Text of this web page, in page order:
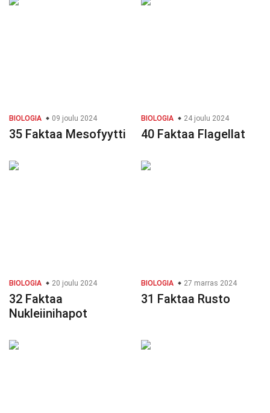
BIOLOGIA 09 joulu 2024
35 Faktaa Mesofyytti
BIOLOGIA 24 joulu 2024
40 Faktaa Flagellat
BIOLOGIA 20 joulu 2024
32 Faktaa
Nukleiinihapot
BIOLOGIA 27 marras 2024
31 Faktaa Rusto